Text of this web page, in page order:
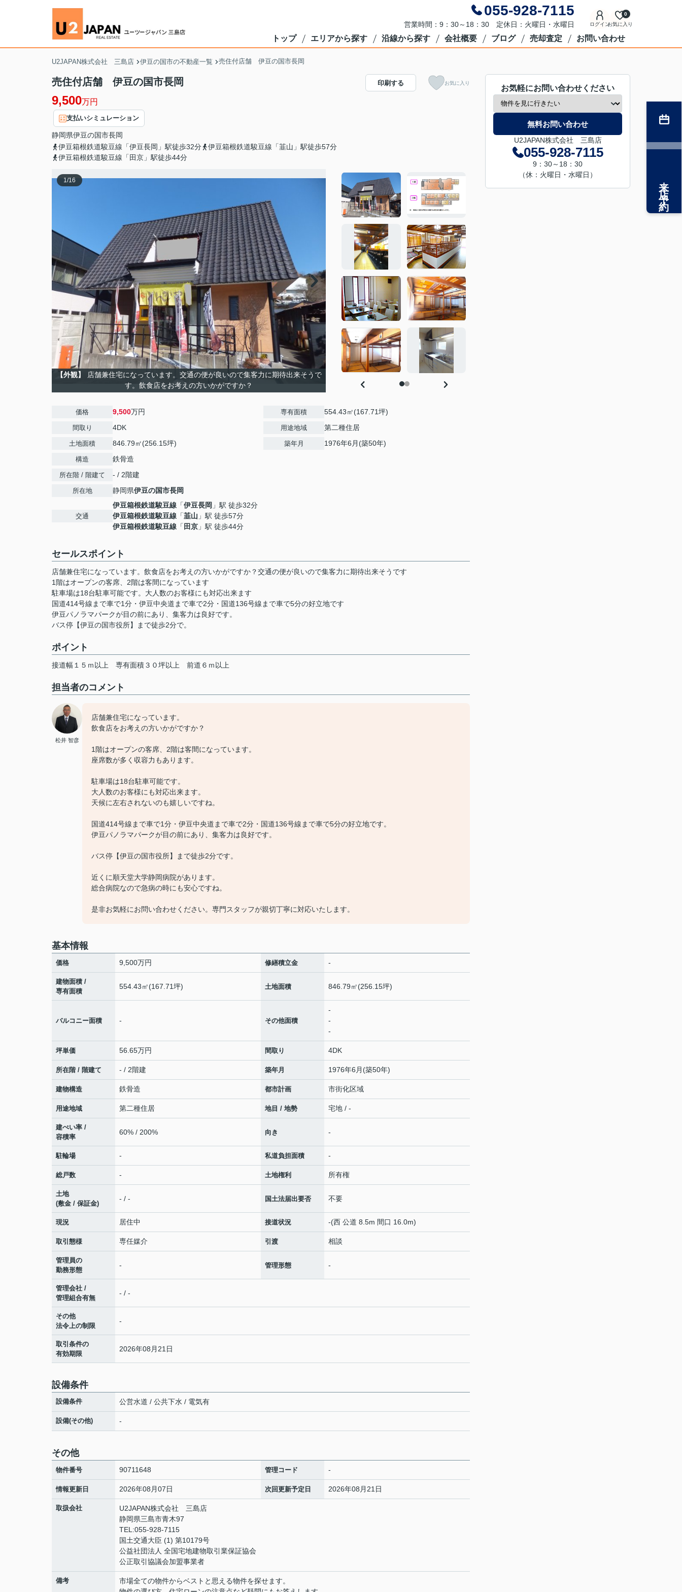
055-928-7115
営業時間：9：30～18：30 定休日：火曜日・水曜日 ログインお気に入り
0
トップ エリアから探す 沿線から探す 会社概要 ブログ 売却査定 お問い合わせ
U2JAPAN株式会社 三島店 伊豆の国市の不動産一覧 売住付店舗 伊豆の国市長岡
売住付店舗 伊豆の国市長岡
9,500万円
支払いシミュレーション
静岡県伊豆の国市長岡
伊豆箱根鉄道駿豆線「伊豆長岡」駅徒歩32分
伊豆箱根鉄道駿豆線「韮山」駅徒歩57分
伊豆箱根鉄道駿豆線「田京」駅徒歩44分
印刷する お気に入り
1/16
【外観】
店舗兼住宅になっています。交通の便が良いので集客力に期待出来そうで
す。飲食店をお考えの方いかがですか？
価格 9,500万円
間取り 4DK
土地面積 846.79㎡(256.15坪)
構造 鉄骨造
所在階 / 階建て - / 2階建
所在地 静岡県伊豆の国市長岡
交通
伊豆箱根鉄道駿豆線 「伊豆長岡 」駅 徒歩32分
伊豆箱根鉄道駿豆線 「韮山 」駅 徒歩57分
伊豆箱根鉄道駿豆線 「 田京 」駅 徒歩44分
専有面積 554.43㎡(167.71坪)
用途地域 第二種住居
築年月 1976年6月(築50年)
セールスポイント
店舗兼住宅になっています。飲食店をお考えの方いかがですか？交通の便が良いので集客力に期待出来そうです
1階はオープンの客席、2階は客間になっています
駐車場は18台駐車可能です。大人数のお客様にも対応出来ます
国道414号線まで車で1分・伊豆中央道まで車で2分・国道136号線まで車で5分の好立地です
伊豆パノラマパークが目の前にあり、集客力は良好です。
バス停【伊豆の国市役所】まで徒歩2分で。
ポイント
接道幅１５ｍ以上 専有面積３０坪以上 前道６ｍ以上
担当者のコメント
松井 智彦
店舗兼住宅になっています。
飲食店をお考えの方いかがですか？
1階はオープンの客席、2階は客間になっています。
座席数が多く収容力もあります。
駐車場は18台駐車可能です。
大人数のお客様にも対応出来ます。
天候に左右されないのも嬉しいですね。
国道414号線まで車で1分・伊豆中央道まで車で2分・国道136号線まで車で5分の好立地です。
伊豆パノラマパークが目の前にあり、集客力は良好です。
バス停【伊豆の国市役所】まで徒歩2分です。
近くに順天堂大学静岡病院があります。
総合病院なので急病の時にも安心ですね。
是非お気軽にお問い合わせください。専門スタッフが親切丁寧に対応いたします。
基本情報
価格 9,500万円 修繕積立金 -
建物面積 /
専有面積
554.43㎡(167.71坪) 土地面積 846.79㎡(256.15坪)
バルコニー面積 - その他面積
-
-
-
坪単価 56.65万円 間取り 4DK
所在階 / 階建て - / 2階建 築年月 1976年6月(築50年)
建物構造 鉄骨造 都市計画 市街化区域
用途地域 第二種住居 地目 / 地勢 宅地 / -
建ぺい率 /
容積率
60% / 200% 向き -
駐輪場 - 私道負担面積 -
総戸数 - 土地権利 所有権
土地
(敷金 / 保証金)
- / - 国土法届出要否 不要
現況 居住中 接道状況 -(西 公道 8.5m 間口 16.0m)
取引態様 専任媒介 引渡 相談
管理員の
勤務形態
- 管理形態 -
管理会社 /
管理組合有無
- / -
その他
法令上の制限
-
取引条件の
有効期限
2026年08月21日
設備条件
設備条件 公営水道 / 公共下水 / 電気有
設備(その他) -
その他
物件番号 90711648 管理コード -
情報更新日 2026年08月07日 次回更新予定日 2026年08月21日
取扱会社
U2JAPAN株式会社 三島店
静岡県三島市青木97
TEL:055-928-7115
国土交通大臣 (1) 第10179号
公益社団法人 全国宅地建物取引業保証協会
公正取引協議会加盟事業者
備考
市場全ての物件からベストと思える物件を探せます。
お気軽にお問い合わせください
無料お問い合わせ
U2JAPAN株式会社 三島店
055-928-7115
9：30～18：30
（休：火曜日・水曜日）
来店予約